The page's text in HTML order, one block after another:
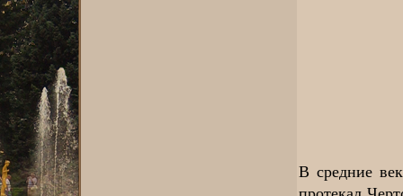
В средние